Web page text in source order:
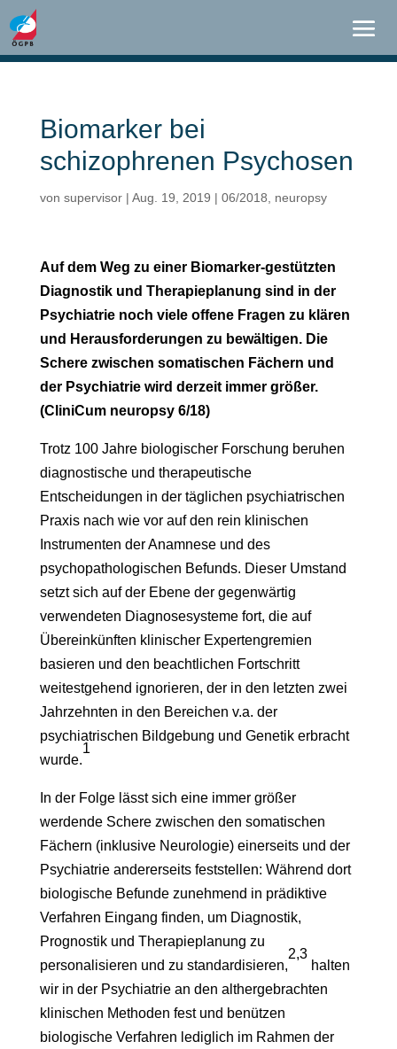
Biomarker bei
schizophrenen Psychosen
von supervisor| Aug. 19, 2019 | 06/2018 neuropsy
Auf dem Weg zu einer Biomarker-gestützten
Diagnostik und Therapieplanung sind in der
Psychiatrie noch viele offene Fragen zu klären
und Herausforderungen zu bewältigen. Die
Schere zwischen somatischen Fächern und
der Psychiatrie wird derzeit immer größer.
(CliniCum neuropsy 6/18)
Trotz 100 Jahre biologischer Forschung beruhen
diagnostische und therapeutische
Entscheidungen in der täglichen psychiatrischen
Praxis nach wie vor auf den rein klinischen
Instrumenten der Anamnese und des
psychopathologischen Befunds. Dieser Umstand
setzt sich auf der Ebene der gegenwärtig
verwendeten Diagnosesysteme fort, die auf
Übereinkünften klinischer Expertengremien
basieren und den beachtlichen Fortschritt
weitestgehend ignorieren, der in den letzten zwei
Jahrzehnten in den Bereichen v.a. der
psychiatrischen Bildgebung und Genetik erbracht
wurde.
1
In der Folge lässt sich eine immer größer
werdende Schere zwischen den somatischen
Fächern (inklusive Neurologie) einerseits und der
Psychiatrie andererseits feststellen: Während dort
biologische Befunde zunehmend in prädiktive
Verfahren Eingang finden, um Diagnostik,
Prognostik und Therapieplanung zu
personalisieren und zu standardisieren,
2,3
halten
wir in der Psychiatrie an den althergebrachten
klinischen Methoden fest und benützen
biologische Verfahren lediglich im Rahmen der